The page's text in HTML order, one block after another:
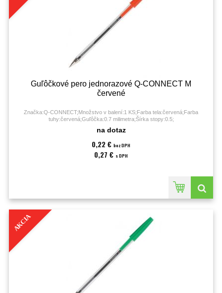
Guľôčkové pero jednorazové Q-CONNECT M
červené
Značka:Q-CONNECT;Množstvo v balení:1 KS;Farba tela:červená;Farba
tuhy:červená;Guľôčka:0.7 milimetra;Šírka stopy:0.5;
na dotaz
0,22 € bez DPH
0,27 € s DPH
AKCIA